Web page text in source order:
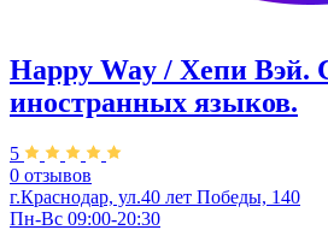
Happy Way / Хепи Вэй.
иностранных языков.
5
0 отзывов
г.Краснодар, ул.40 лет Победы, 140
Пн-Вс 09:00-20:30